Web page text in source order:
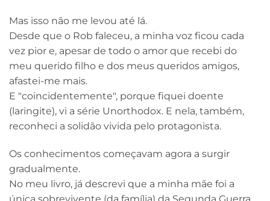
Mas isso não me levou até lá.
Desde que o Rob faleceu, a minha voz ficou cada
vez pior e, apesar de todo o amor que recebi do
meu querido filho e dos meus queridos amigos,
afastei-me mais.
E "coincidentemente", porque fiquei doente
(laringite), vi a série Unorthodox. E nela, também,
reconheci a solidão vivida pelo protagonista.
Os conhecimentos começavam agora a surgir
gradualmente.
No meu livro, já descrevi que a minha mãe foi a
única sobrevivente (da família) da Segunda Guerra